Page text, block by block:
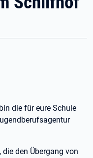
die für eure Schule
den Übergang von